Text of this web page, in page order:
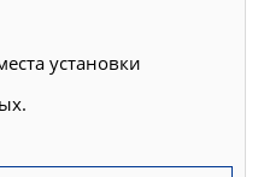
установки